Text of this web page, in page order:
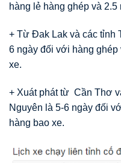
hàng lẻ hàng ghép và
+ Từ Đak Lak và các tỉnh
6 ngày đối với hàng
xe.
+ Xuát phát từ Cần Thơ
Nguyên là 5-6 ngày đối
hàng bao xe.